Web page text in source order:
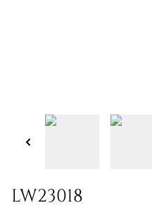
LW23018